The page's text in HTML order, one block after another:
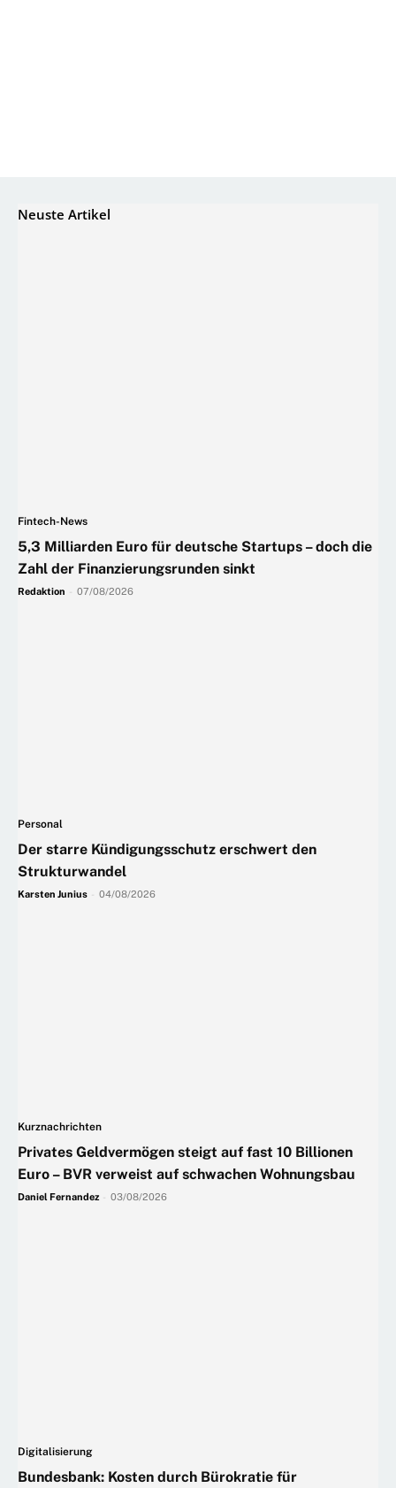
Neuste Artikel
Fintech-News
5,3 Milliarden Euro für deutsche Startups – doch die
Zahl der Finanzierungsrunden sinkt
Redaktion 07/08/2026
Personal
Der starre Kündigungsschutz erschwert den
Strukturwandel
Karsten Junius 04/08/2026
Kurznachrichten
Privates Geldvermögen steigt auf fast 10 Billionen
Euro – BVR verweist auf schwachen Wohnungsbau
Daniel Fernandez 03/08/2026
Digitalisierung
Bundesbank: Kosten durch Bürokratie für